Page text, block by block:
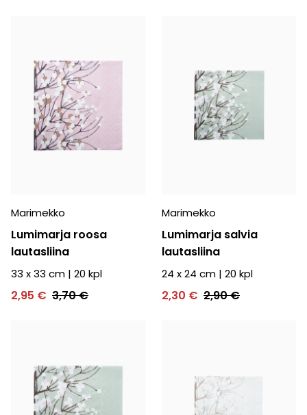
Marimekko
Lumimarja roosa
lautasliina
33 x 33 cm | 20 kpl
2,95 € 3,70 €
Marimekko
Lumimarja salvia
lautasliina
24 x 24 cm | 20 kpl
2,30 € 2,90 €